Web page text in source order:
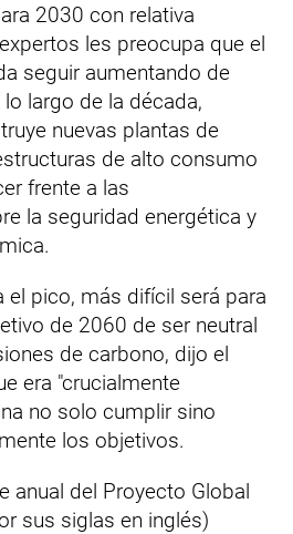
2030 con relativa
les preocupa que el
seguir aumentando de
largo de la década,
nuevas plantas de
de alto consumo
frente a las
la seguridad energética y
el pico, más difícil será para
de 2060 de ser neutral
de carbono, dijo el
era "crucialmente
no solo cumplir sino
los objetivos.
anual del Proyecto Global
sus siglas en inglés)